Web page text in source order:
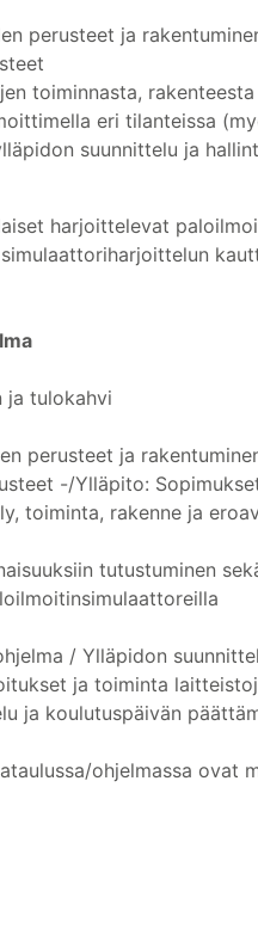
perusteet ja
toiminnasta,
eri tilanteissa
suunnittelu ja
harjoittelevat
ja tulokahvi
perusteet ja
-/Ylläpito:
toiminta, rakenne ja
tutustuminen
/ Ylläpidon
ja toiminta
ja koulutuspäivän
ohjelmassa ovat